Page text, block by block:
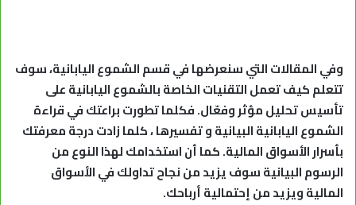
وفي المقالات التي سنعرضها في قسم الشموع اليابانية، سوف
تتعلم كيف تعمل التقنيات الخاصة بالشموع اليابانية على
تأسيس تحليل مؤثر وفعّال. فكلما تطورت براعتك في قراءة
الشموع اليابانية البيانية و تفسيرها ، كلما زادت درجة معرفتك
بأسرار الأسواق المالية. كما أن استخدامك لهذا النوع من
الرسوم البيانية سوف يزيد من نجاح تداولك في الأسواق
المالية ويزيد من إحتمالية أرباحك.